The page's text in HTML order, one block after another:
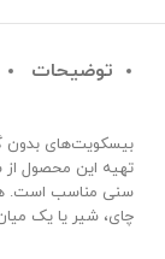
توضیحات
بیسکویت‌های بدون
تهیه این محصول
سنی مناسب است.
چای، شیر یا یک